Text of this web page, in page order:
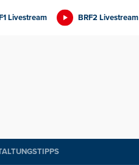
Livestream BRF2 Livestream